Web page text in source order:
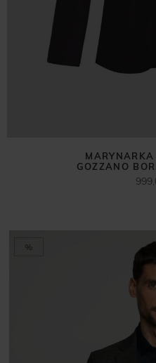
GOZZANO
%